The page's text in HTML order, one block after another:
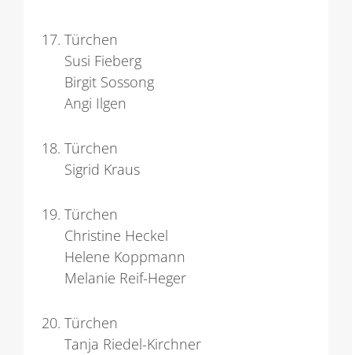
Türchen
Susi Fieberg
Birgit Sossong
Angi Ilgen
Türchen
Sigrid Kraus
Türchen
Christine Heckel
Helene Koppmann
Melanie Reif-Heger
Türchen
Tanja Riedel-Kirchner